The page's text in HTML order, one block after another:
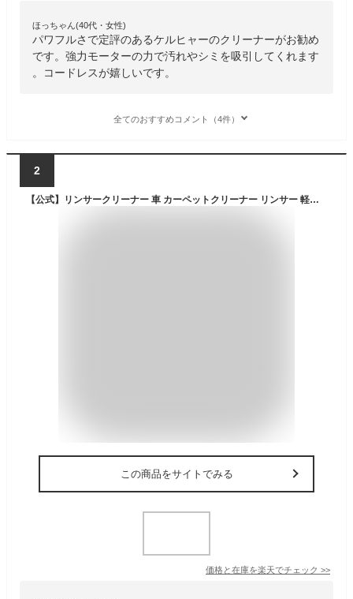
ほっちゃん(40代・女性)
パワフルさで定評のあるケルヒャーのクリーナーがお勧め
です。強力モーターの力で汚れやシミを吸引してくれます
。コードレスが嬉しいです。
全てのおすすめコメント（4件）
2
【公式】リンサークリーナー 車 カーペットクリーナー リンサー 軽量 コンパクト 絨毯 スポット クリーナー 布 ソファ 洗浄機 家庭用 掃除機 床掃除 アイリスオーヤマ RNSP-P500 *【iris_dl06】[安心延長保証対象]
この商品をサイトでみる
価格と在庫を楽天でチェック >>